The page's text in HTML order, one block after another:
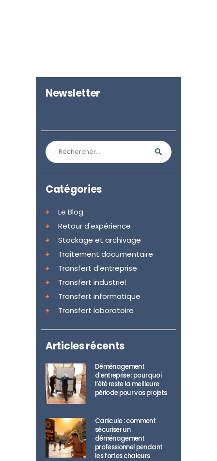
Newsletter
Rechercher :
Catégories
Le Blog
Retour d'expérience
Stockage et archivage
Traitement documentaire
Transfert d'entreprise
Transfert industriel
Transfert informatique
Transfert laboratoire
Articles récents
Déménagement
d’entreprise : pourquoi
l’été reste la meilleure
période pour vos projets
Canicule : comment
sécuriser un
déménagement
professionnel pendant
les fortes chaleurs